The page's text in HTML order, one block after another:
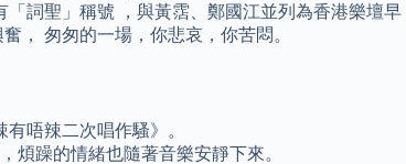
「詞聖」稱號 ，與黃霑、鄭國江並列為香港樂壇早
， 匆匆的一場，你悲哀，你苦悶。
唔辣二次唱作騷》。
煩躁的情緒也隨著音樂安靜下來。